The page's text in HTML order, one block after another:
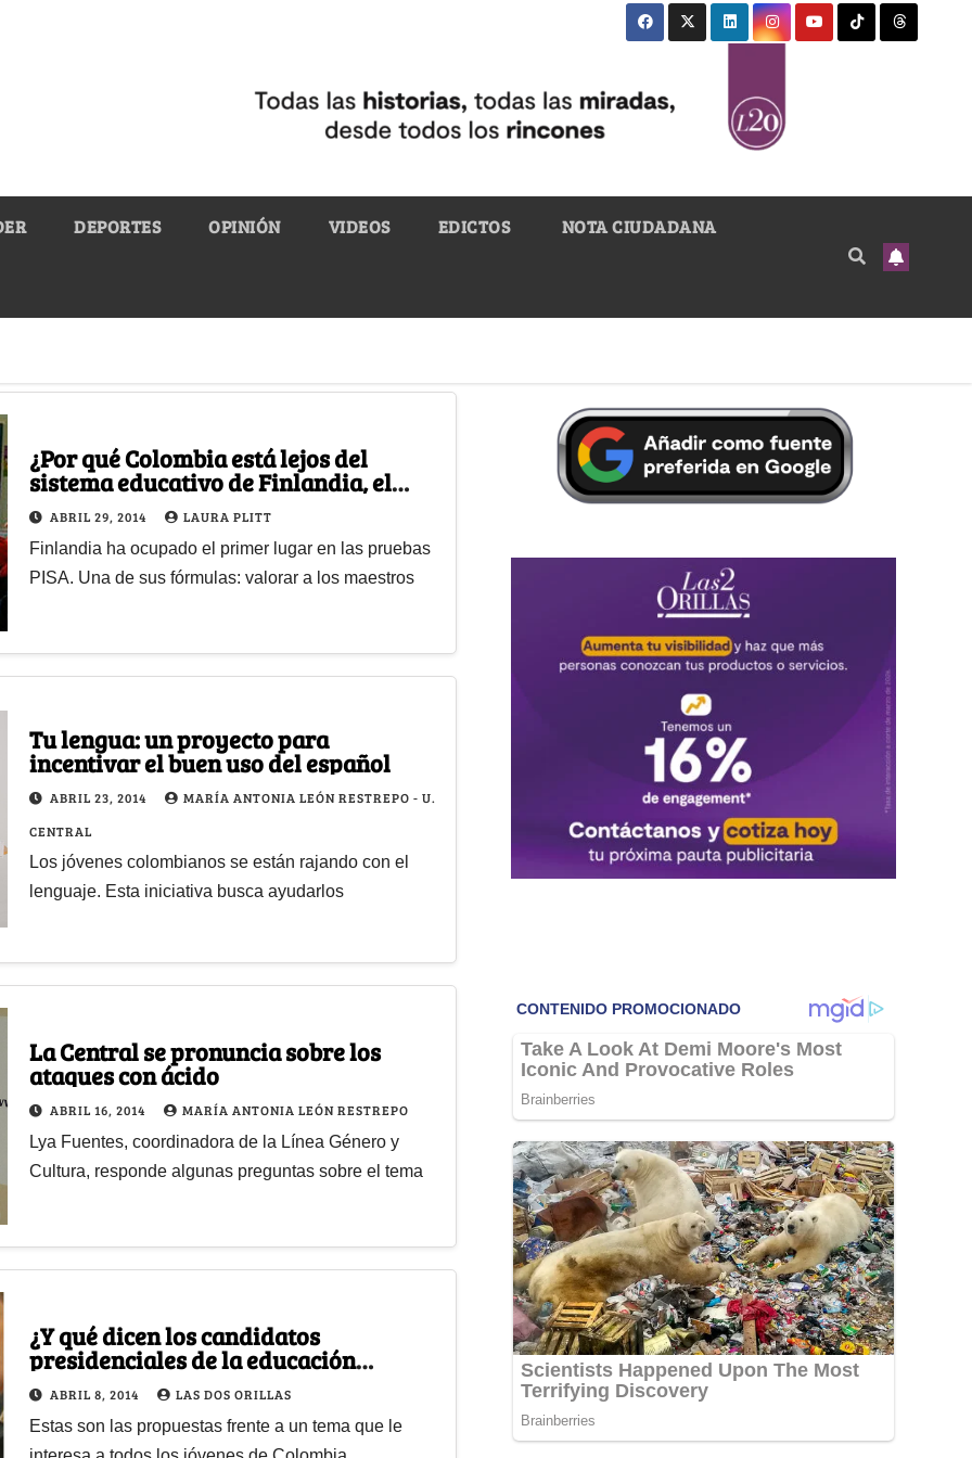
DEPORTES OPINIÓN VIDEOS EDICTOS NOTA CIUDADANA
¿Por qué Colombia está lejos del
sistema educativo de Finlandia, el
mejor del mundo?
ABRIL 29, 2014 LAURA PLITT
Finlandia ha ocupado el primer lugar en las pruebas
PISA. Una de sus fórmulas: valorar a los maestros
Tu lengua: un proyecto para
incentivar el buen uso del español
ABRIL 23, 2014
MARÍA ANTONIA LEÓN RESTREPO - U.
CENTRAL
Los jóvenes colombianos se están rajando con el
lenguaje. Esta iniciativa busca ayudarlos
La Central se pronuncia sobre los
ataques con ácido
ABRIL 16, 2014 MARÍA ANTONIA LEÓN RESTREPO
Lya Fuentes, coordinadora de la Línea Género y
Cultura, responde algunas preguntas sobre el tema
¿Y qué dicen los candidatos
presidenciales de la educación
pública superior?
ABRIL 8, 2014 LAS DOS ORILLAS
Estas son las propuestas frente a un tema que le